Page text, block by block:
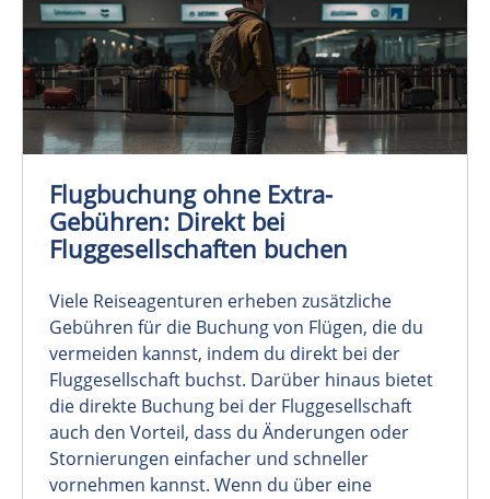
Flugbuchung ohne Extra-
Gebühren: Direkt bei
Fluggesellschaften buchen
Viele Reiseagenturen erheben zusätzliche
Gebühren für die Buchung von Flügen, die du
vermeiden kannst, indem du direkt bei der
Fluggesellschaft buchst. Darüber hinaus bietet
die direkte Buchung bei der Fluggesellschaft
auch den Vorteil, dass du Änderungen oder
Stornierungen einfacher und schneller
vornehmen kannst. Wenn du über eine